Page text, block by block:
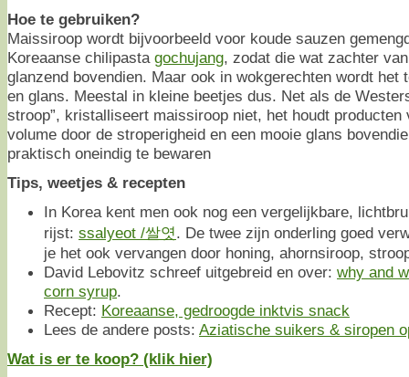
Hoe te gebruiken?
Maissiroop wordt bijvoorbeeld voor koude sauzen
Koreaanse chilipasta gochujang, zodat die wat zachter
glanzend bovendien. Maar ook in wokgerechten wordt het
en glans. Meestal in kleine beetjes dus. Net als de
stroop”, kristalliseert maissiroop niet, het houdt producten
volume door de stroperigheid en een mooie glans
praktisch oneindig te bewaren
Tips, weetjes & recepten
In Korea kent men ook nog een vergelijkbare,
rijst: ssalyeot /쌀엿. De twee zijn onderling goed
je het ook vervangen door honing, ahornsiroop,
David Lebovitz schreef uitgebreid en over: why and
corn syrup.
Recept: Koreaanse, gedroogde inktvis snack
Lees de andere posts: Aziatische suikers & siropen
Wat is er te koop? (klik hier)